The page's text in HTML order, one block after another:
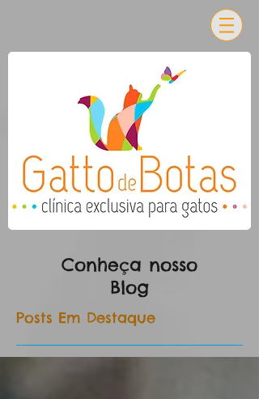
Conheça nosso
Blog
Posts Em Destaque